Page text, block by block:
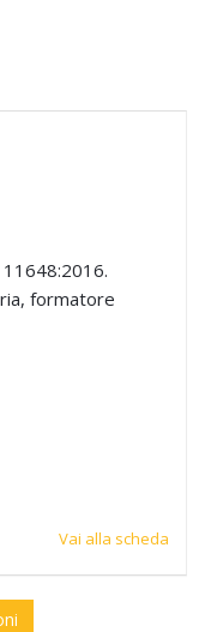
formatore
Vai alla scheda